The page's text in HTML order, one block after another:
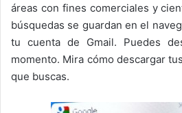
áreas con fines comerciales y
búsquedas se guardan en el
tu cuenta de Gmail. Puedes
momento. Mira cómo descargar
que buscas.